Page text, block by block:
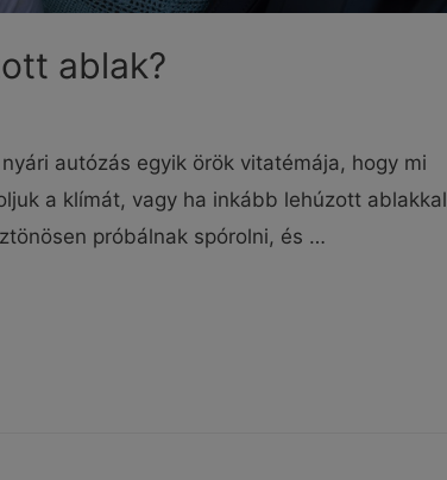
ablak?
autózás egyik örök vitatémája, hogy mi
a klímát, vagy ha inkább lehúzott ablakkal
próbálnak spórolni, és …